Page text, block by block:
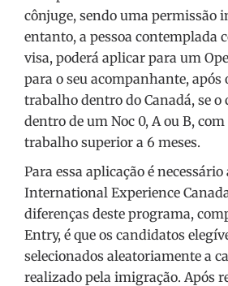
cônjuge, sendo uma permissão
entanto, a pessoa contemplada
visa, poderá aplicar para um
para o seu acompanhante,
trabalho dentro do Canadá, se o
dentro de um Noc 0, A ou B,
trabalho superior a 6 meses.
Para essa aplicação é
International Experience
diferenças deste programa,
Entry, é que os candidatos
selecionados aleatoriamente a
realizado pela imigração. Após